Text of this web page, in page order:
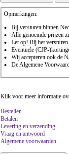
Opmerkingen:
Bij versturen binnen
Alle genoemde prijzen
Let op! Bij het
Eventuele (CJP-
Wij accepteren ook de
De Algemene
Klik voor meer informatie
Bestellen
Betalen
Levering en verzending
Vraag en antwoord
Algemene voorwaarden